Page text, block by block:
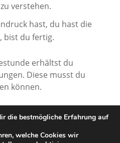
verstehen.
hast, du hast die
bist du fertig.
erhältst du
Diese musst du
können.
die bestmögliche Erfahrung auf
welche Cookies wir